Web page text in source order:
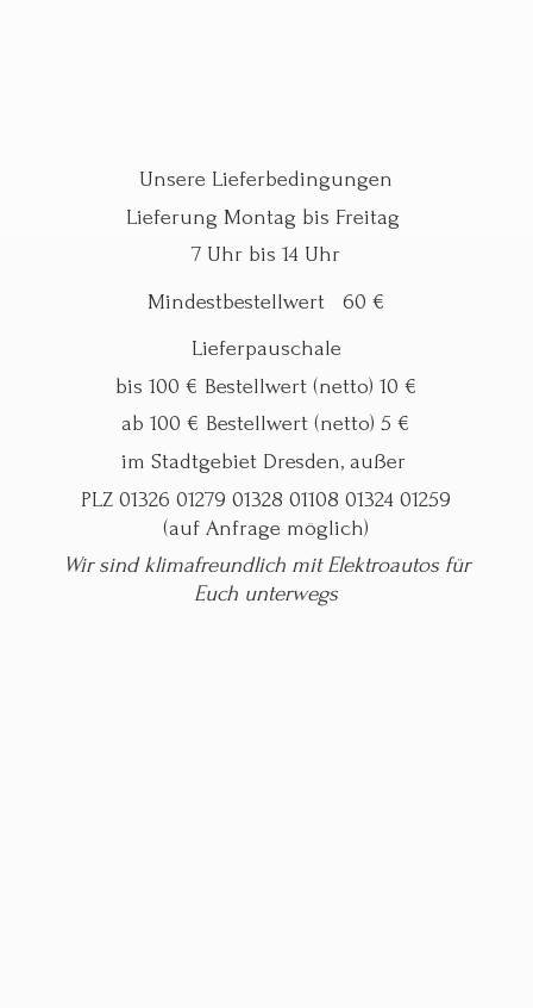
Unsere Lieferbedingungen
Lieferung Montag bis Freitag
7 Uhr bis 14 Uhr
Mindestbestellwert 60 €
Lieferpauschale
bis 100 € Bestellwert (netto) 10 €
ab 100 € Bestellwert (netto) 5 €
im Stadtgebiet Dresden, außer
PLZ 01326 01279 01328 01108 01324 01259
(auf Anfrage möglich)
Wir sind klimafreundlich mit Elektroautos für
Euch unterwegs